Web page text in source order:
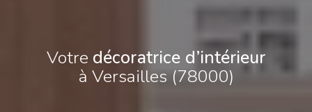
Votre décoratrice d’intérieur
à Versailles (78000)